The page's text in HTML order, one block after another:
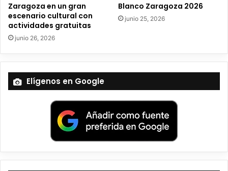
Zaragoza en un gran
escenario cultural con
actividades gratuitas
junio 26, 2026
Blanco Zaragoza 2026
junio 25, 2026
Elígenos en Google